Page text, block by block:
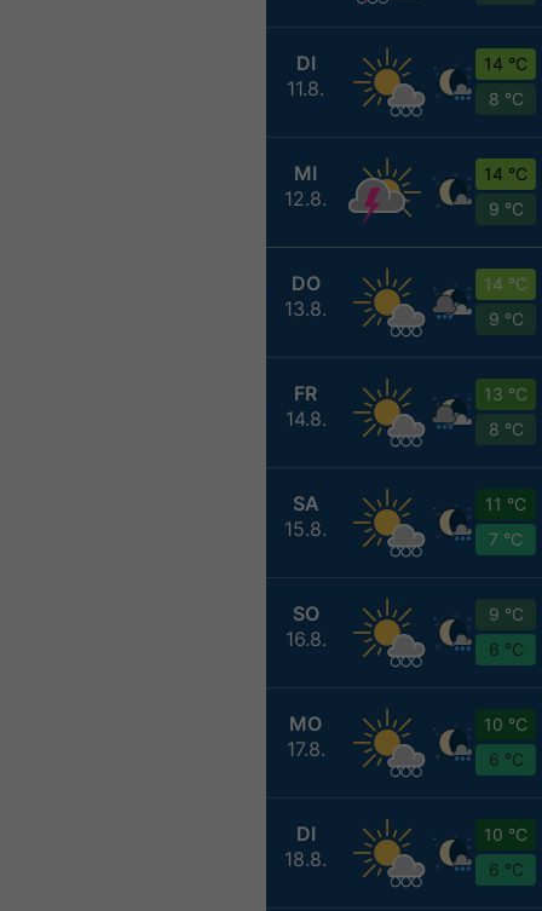
DI
11.8.
14 °C
8 °C
MI
12.8.
14 °C
9 °C
DO
13.8.
14 °C
9 °C
FR
14.8.
13 °C
8 °C
SA
15.8.
11 °C
7 °C
SO
16.8.
9 °C
6 °C
MO
17.8.
10 °C
6 °C
DI
18.8.
10 °C
6 °C